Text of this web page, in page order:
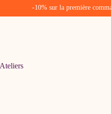
-10% sur la première
Ateliers